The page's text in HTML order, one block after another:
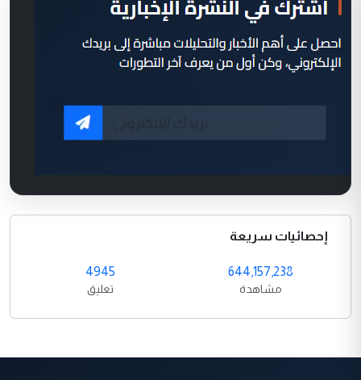
إحصائيات سريعة
644,157,238
مشاهدة
4945
تعليق